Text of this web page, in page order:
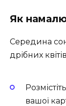
Як
Середина
дрібних
вашої